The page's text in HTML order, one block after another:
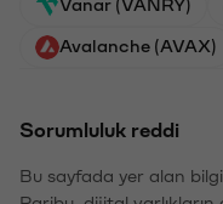
Vanar (VANRY)
Avalanche (AVAX)
Sorumluluk reddi
Bu sayfada yer alan